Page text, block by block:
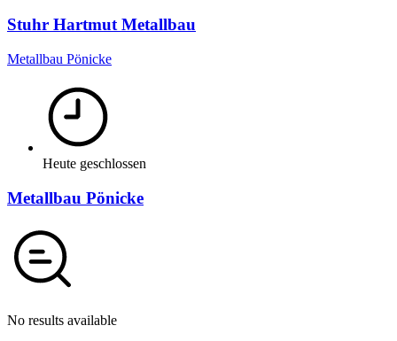
Stuhr Hartmut Metallbau
Metallbau Pönicke
Heute geschlossen
Metallbau Pönicke
No results available